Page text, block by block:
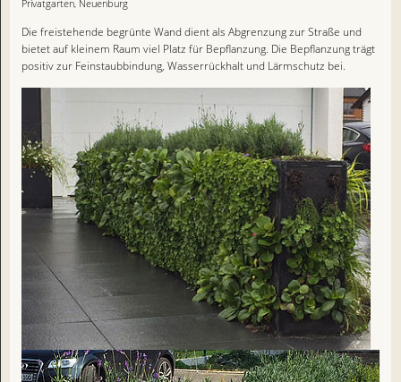
Privatgarten, Neuenburg
Die freistehende begrünte Wand dient als Abgrenzung zur Straße und
bietet auf kleinem Raum viel Platz für Bepflanzung. Die Bepflanzung trägt
positiv zur Feinstaubbindung, Wasserrückhalt und Lärmschutz bei.